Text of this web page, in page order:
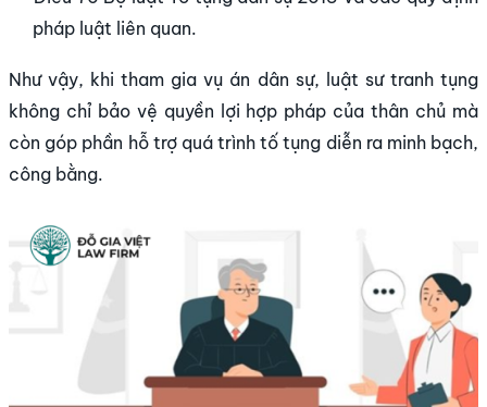
pháp luật liên quan.
Như vậy, khi tham gia vụ án dân sự, luật sư tranh tụng
không chỉ bảo vệ quyền lợi hợp pháp của thân chủ mà
còn góp phần hỗ trợ quá trình tố tụng diễn ra minh bạch,
công bằng.